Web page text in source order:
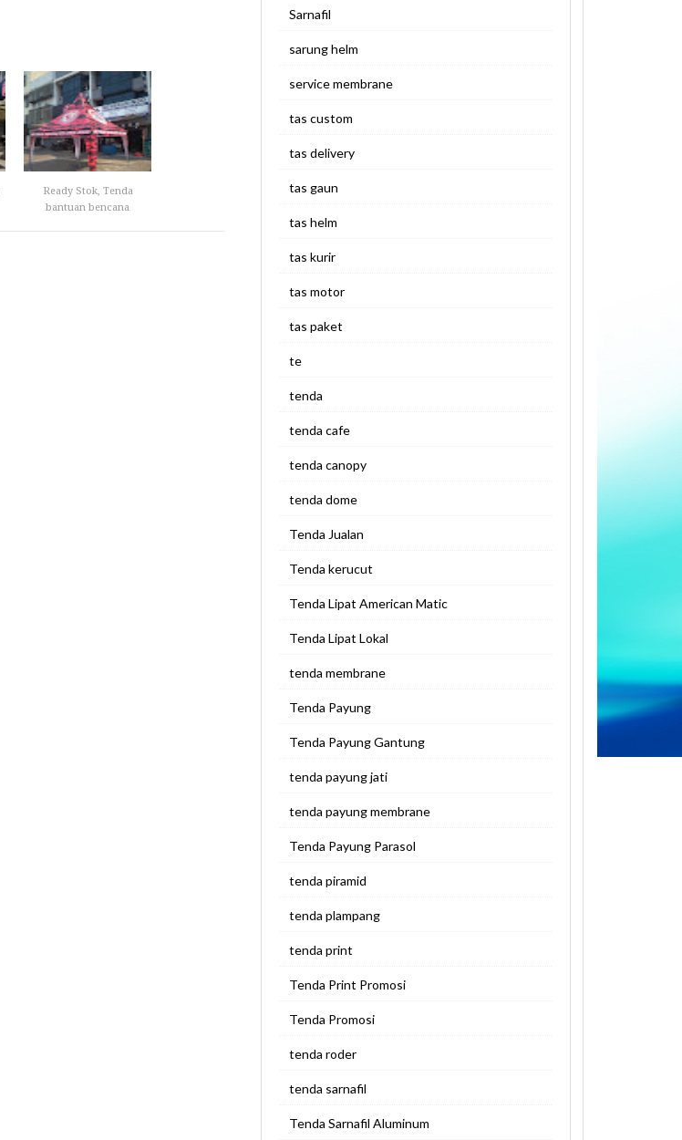
Ready Stok, Tenda
bantuan bencana
Sarnafil
sarung helm
service membrane
tas custom
tas delivery
tas gaun
tas helm
tas kurir
tas motor
tas paket
te
tenda
tenda cafe
tenda canopy
tenda dome
Tenda Jualan
Tenda kerucut
Tenda Lipat American Matic
Tenda Lipat Lokal
tenda membrane
Tenda Payung
Tenda Payung Gantung
tenda payung jati
tenda payung membrane
Tenda Payung Parasol
tenda piramid
tenda plampang
tenda print
Tenda Print Promosi
Tenda Promosi
tenda roder
tenda sarnafil
Tenda Sarnafil Aluminum